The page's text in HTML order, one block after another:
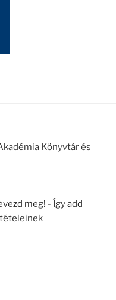
Könyvtár és
meg! - Így add